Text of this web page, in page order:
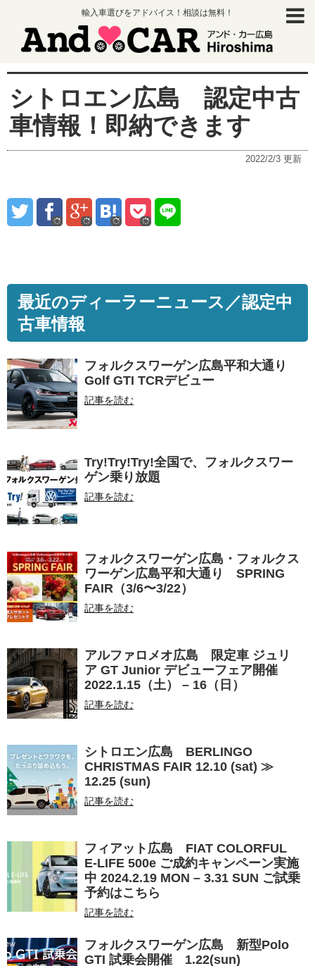
輸入車選びをアドバイス！相談は無料！
シトロエン広島 認定中古
車情報！即納できます
2022/2/3 更新
最近のディーラーニュース／認定中
古車情報
フォルクスワーゲン広島平和大通り
Golf GTI TCRデビュー
記事を読む
Try!Try!Try!全国で、フォルクスワー
ゲン乗り放題
記事を読む
フォルクスワーゲン広島・フォルクス
ワーゲン広島平和大通り SPRING
FAIR（3/6〜3/22）
記事を読む
アルファロメオ広島 限定車 ジュリ
ア GT Junior デビューフェア開催
2022.1.15（土） – 16（日）
記事を読む
シトロエン広島 BERLINGO
CHRISTMAS FAIR 12.10 (sat) ≫
12.25 (sun)
記事を読む
フィアット広島 FIAT COLORFUL
E-LIFE 500e ご成約キャンペーン実施
中 2024.2.19 MON – 3.31 SUN ご試乗
予約はこちら
記事を読む
フォルクスワーゲン広島 新型Polo
GTI 試乗会開催 1.22(sun)